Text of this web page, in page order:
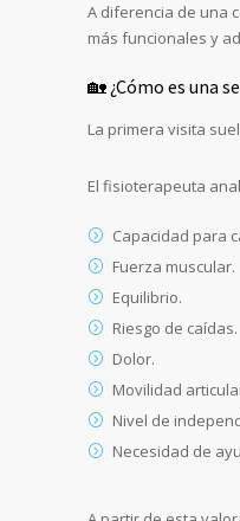
A diferencia de una
más funcionales y
🏡 ¿Cómo es una
La primera visita
El fisioterapeuta
Capacidad para
Fuerza muscular.
Equilibrio.
Riesgo de caídas.
Dolor.
Movilidad
Nivel de
Necesidad de